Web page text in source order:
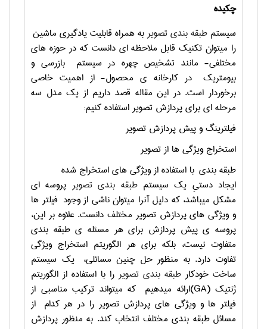
چکیده
سیستم طبقه بندی تصویربه همراه قابلیت یادگیری ماشین
را میتوان تکنیک قابل ملاحظه ای دانست که در حوزه های
مختلفی- مانند تشخیص چهره در سیستم بازرسی و
بیومتریک در کارخانه ی محصول- از اهمیت خاصی
برخوردار است. در این مقاله قصد داریم از یک مدل سه
مرحله ای برای پردازش تصویر استفاده کنیم:
فیلترینگ و پیش پردازش تصویر
استخراج ویژگی ها از تصویر
طبقه بندی با استفاده از ویژگی های استخراج شده
ایجاد دستیِ یک سیستمطبقه بندی تصویر پروسه ای
مشکل میباشد، که دلیل آنرا میتوان ناشی از وجود فیلتر ها
و ویژگی های پردازش تصویر مختلف دانست. علاوه بر این،
پروسه ی پیش پردازش برای هر مسئله ی طبقه بندی
متفاوت نیست، بلکه برای هر الگوریتم استخراج ویژگی
تفاوت دارد. به منظور حل چنین مسائلی، یک سیستم
ساخت خودکار طبقه بندی تصویر را با استفاده از الگوریتم
ژنتیک(GA)ارائه میدهیم که میتواند ترکیب مناسبی از
فیلتر ها و ویژگی های پردازش تصویر را در هر کدام از
مسائل طبقه بندی مختلف انتخاب کند. به منظور پردازش